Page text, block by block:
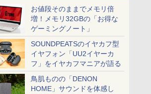
お値段そのままでメモリ倍
増！メモリ32GBの「お得な
ゲーミングノート」
SOUNDPEATSのイヤカフ型
イヤフォン「UU2イヤーカ
フ」をイヤカフマニアが語る
鳥肌ものの「DENON
HOME」サウンドを体感し